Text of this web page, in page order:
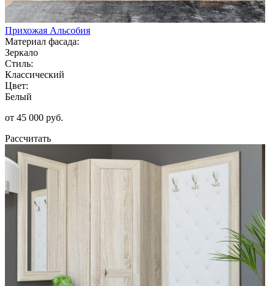
Прихожая Альсобия
Материал фасада:
Зеркало
Стиль:
Классический
Цвет:
Белый
от 45 000 руб.
Рассчитать